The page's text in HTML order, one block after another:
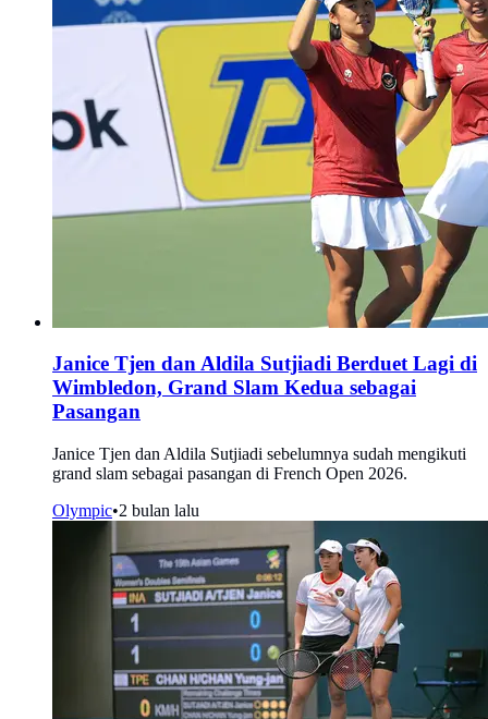
Janice Tjen dan Aldila Sutjiadi Berduet Lagi di
Wimbledon, Grand Slam Kedua sebagai
Pasangan
Janice Tjen dan Aldila Sutjiadi sebelumnya sudah mengikuti
grand slam sebagai pasangan di French Open 2026.
Olympic•2 bulan lalu